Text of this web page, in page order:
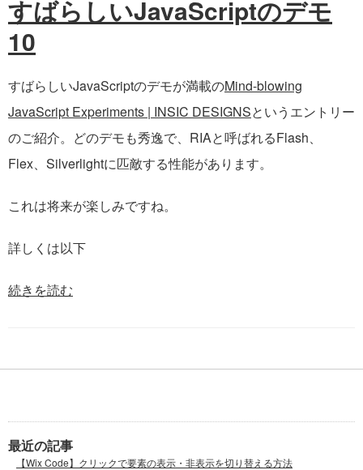
すばらしいJavaScriptのデモ
10
すばらしいJavaScriptのデモが満載のMind-blowing
JavaScript Experiments | INSIC DESIGNSというエントリー
のご紹介。どのデモも秀逸で、RIAと呼ばれるFlash、
Flex、Silverlightに匹敵する性能があります。
これは将来が楽しみですね。
詳しくは以下
続きを読む
最近の記事
【Wix Code】クリックで要素の表示・非表示を切り替える方法